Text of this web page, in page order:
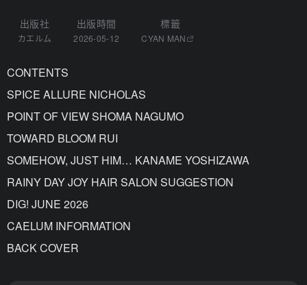
出版社
カエルム
出版時間
2026-05-12
標籤
CYAN MAN
CONTENTS
SPICE ALLURE NICHOLAS
POINT OF VIEW SHOMA NAGUMO
TOWARD BLOOM RUI
SOMEHOW, JUST HIM… KANAME YOSHIZAWA
RAINY DAY JOY HAIR SALON SUGGESTION
DIG! JUNE 2026
CAELUM INFORMATION
BACK COVER